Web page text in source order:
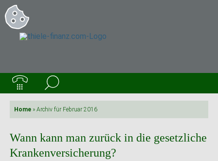
Home » Archiv für Februar 2016
Wann kann man zurück in die gesetzliche
Krankenversicherung?